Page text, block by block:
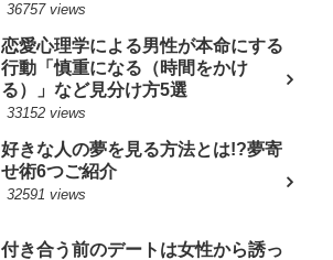
36757 views
恋愛心理学による男性が本命にする
行動「慎重になる（時間をかけ
る）」など見分け方5選
33152 views
好きな人の夢を見る方法とは!?夢寄
せ術6つご紹介
32591 views
付き合う前のデートは女性から誘っ